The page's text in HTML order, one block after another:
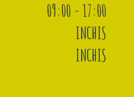
09:00 - 17:00
INCHIS
INCHIS